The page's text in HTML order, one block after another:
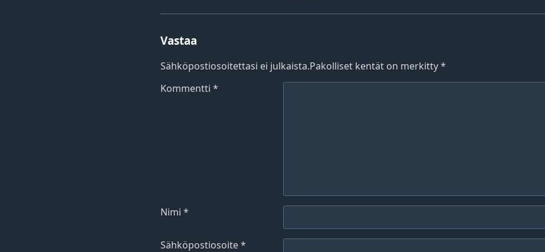
Vastaa
Sähköpostiosoitettasi ei julkaista.Pakolliset kentät on merkitty*
Kommentti *
Nimi *
Sähköpostiosoite*